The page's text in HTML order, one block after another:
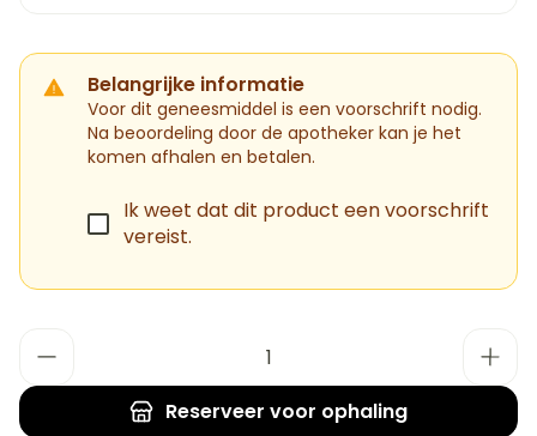
Belangrijke informatie
Voor dit geneesmiddel is een voorschrift nodig.
Na beoordeling door de apotheker kan je het
komen afhalen en betalen.
Ik weet dat dit product een voorschrift
vereist.
Reserveer voor ophaling